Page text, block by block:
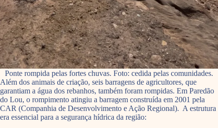
Ponte rompida pelas fortes chuvas. Foto: cedida pelas comunidades.
Além dos animais de criação, seis barragens de agricultores, que
garantiam a água dos rebanhos, também foram rompidas. Em Paredão
do Lou, o rompimento atingiu a barragem construída em 2001 pela
CAR (Companhia de Desenvolvimento e Ação Regional). A estrutura
era essencial para a segurança hídrica da região: